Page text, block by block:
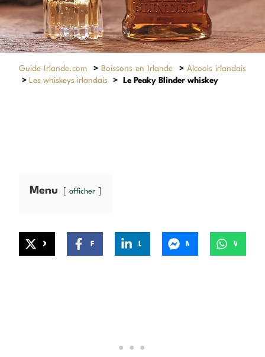
Guide Irlande.com > Boissons en Irlande > Alcools irlandais
> Les whiskeys irlandais > Le Peaky Blinder whiskey
Menu afficher